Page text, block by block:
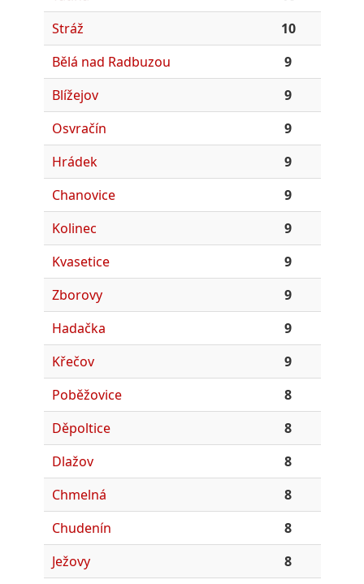
Stráž
10
Bělá nad Radbuzou
9
Blížejov
9
Osvračín
9
Hrádek
9
Chanovice
9
Kolinec
9
Kvasetice
9
Zborovy
9
Hadačka
9
Křečov
9
Poběžovice
8
Děpoltice
8
Dlažov
8
Chmelná
8
Chudenín
8
Ježovy
8